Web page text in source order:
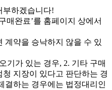
부하겠습니다!
매완료’를 홈페이지 상에서
계약을 승낙하지 않을 수 있
기가 있는 경우, 2. 기타 구매
지장이 있다고 판단하는 경
결하는 경우에는 법정대리인